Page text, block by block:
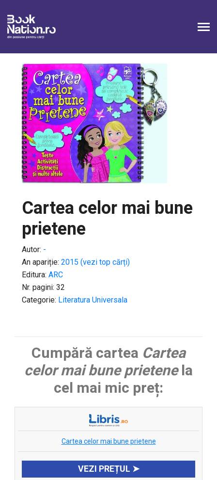
Cartea celor mai bune
prietene
Autor: -
An apariție: 2015 (vezi top cărți)
Editura: ARC
Nr. pagini: 32
Categorie: Literatura Universala
Cumpără cartea Cartea
celor mai bune prietenela
cel mai mic preț:
Cartea celor mai bune prietene
VEZI PREȚUL ➤